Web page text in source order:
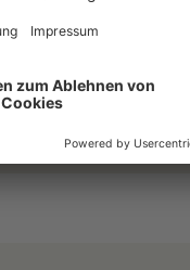
030